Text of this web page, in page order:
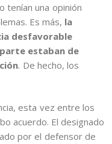
tenían una opinión
Es más, la
desfavorable
estaban de
. De hecho, los
esta vez entre los
acuerdo. El designado
por el defensor de